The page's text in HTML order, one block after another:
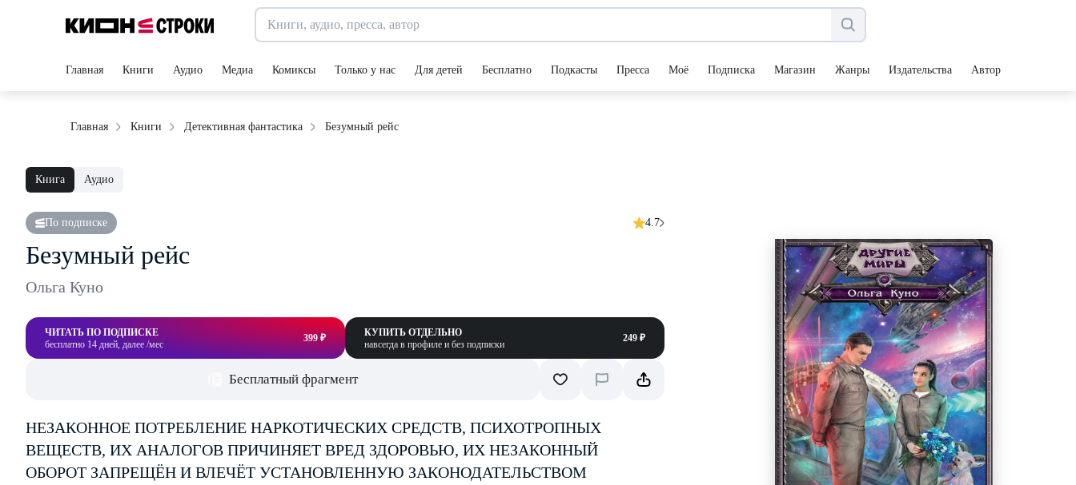
Главная Книги Аудио Медиа Комиксы Только у нас Для детей Бесплатно Подкасты Пресса Моё Подписка Магазин Жанры Издательства Авторы
Главная Книги Детективная фантастика Безумный рейс
Книга Аудио
По подписке 4.7
Безумный рейс
Ольга Куно
ЧИТАТЬ ПО ПОДПИСКЕ
бесплатно 14 дней, далее /мес
399 ₽
КУПИТЬ ОТДЕЛЬНО
навсегда в профиле и без подписки
249 ₽
Бесплатный фрагмент
НЕЗАКОННОЕ ПОТРЕБЛЕНИЕ НАРКОТИЧЕСКИХ СРЕДСТВ, ПСИХОТРОПНЫХ
ВЕЩЕСТВ, ИХ АНАЛОГОВ ПРИЧИНЯЕТ ВРЕД ЗДОРОВЬЮ, ИХ НЕЗАКОННЫЙ
ОБОРОТ ЗАПРЕЩЁН И ВЛЕЧЁТ УСТАНОВЛЕННУЮ ЗАКОНОДАТЕЛЬСТВОМ